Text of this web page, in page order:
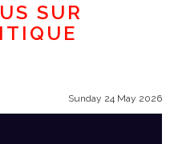
SUR
Sunday 24 May 2026